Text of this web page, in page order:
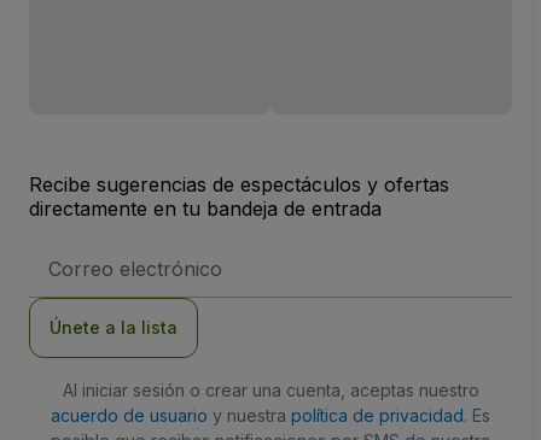
Recibe sugerencias de espectáculos y ofertas
directamente en tu bandeja de entrada
de
Únete a la lista
Al iniciar sesión o crear una cuenta, aceptas nuestro
acuerdo de usuario y nuestra política de privacidad. Es